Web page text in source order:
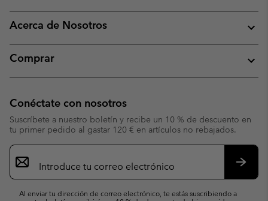
Acerca de Nosotros
Comprar
Conéctate con nosotros
Suscríbete a nuestro boletín y recibe un 10 % de descuento en
tu primer pedido al gastar 120 € en artículos no rebajados.
Suscripción
de
correo
Al enviar tu dirección de correo electrónico, te estás suscribiendo a